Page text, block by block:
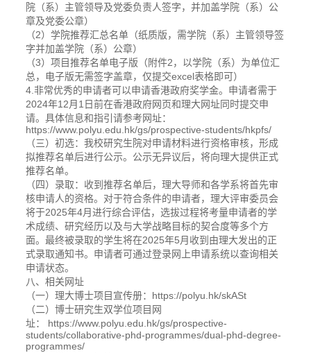
院（系）主管领导及党委负责人签字，并加盖学院（系）公
章及党委公章）
（2）学院推荐汇总名单（纸质版，需学院（系）主管领导签
字并加盖学院（系）公章）
（3）项目推荐名单电子版（附件2，以学院（系）为单位汇
总，电子版无需签字盖章，仅提交excel表格即可）
4.非常优秀的申请者可以申请香港政府奖学金。申请者需于
2024年12月1日前在香港政府网页和理大网址同时提交申
请。具体信息和指引请参考网址：
https://www.polyu.edu.hk/gs/prospective-students/hkpfs/
（三）初选：我校研究生院对申请材料进行资格审核，形成
拟推荐名单后进行公示。公示无异议后，将向理大提供正式
推荐名单。
（四）录取：收到推荐名单后，理大导师和各学系将首先审
核申请人的资格。对于符合条件的申请者，理大评审委员会
将于2025年4月进行综合评估，选拔过程将考量申请者的学
术成绩、研究经历以及与大学战略目标的契合度等多个方
面。最终被录取的学生将在2025年5月收到由理大发出的正
式录取通知书。申请者可通过登录网上申请系统以查询相关
申请状态。
八、相关网址
（一）理大博士项目宣传册：https://polyu.hk/skASt
（二）博士研究生双学位项目网
址： https://www.polyu.edu.hk/gs/prospective-
students/collaborative-phd-programmes/dual-phd-degree-
programmes/